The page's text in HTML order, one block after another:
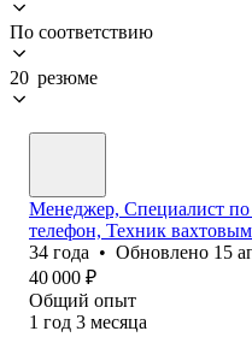
По соответствию
20 резюме
Менеджер, Специалист
телефон, Техник
34 года • Обновлено 15
40 000 ₽
Общий опыт
1 год 3 месяца